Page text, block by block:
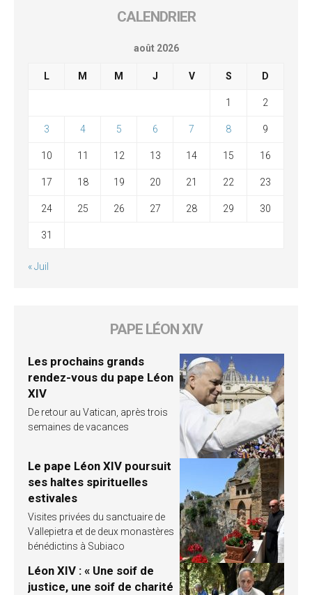
CALENDRIER
août 2026
L M M J V S D
1 2
3 4 5 6 7 8 9
10 11 12 13 14 15 16
17 18 19 20 21 22 23
24 25 26 27 28 29 30
31
« Juil
PAPE LÉON XIV
Les prochains grands
rendez-vous du pape Léon
XIV
De retour au Vatican, après trois
semaines de vacances
Le pape Léon XIV poursuit
ses haltes spirituelles
estivales
Visites privées du sanctuaire de
Vallepietra et de deux monastères
bénédictins à Subiaco
Léon XIV : « Une soif de
justice, une soif de charité